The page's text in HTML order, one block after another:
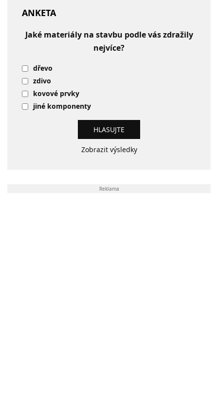
ANKETA
Jaké materiály na stavbu podle vás zdražily
nejvíce?
dřevo
zdivo
kovové prvky
jiné komponenty
Zobrazit výsledky
Reklama